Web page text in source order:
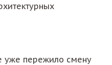
уже пережило смену